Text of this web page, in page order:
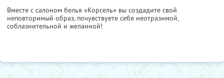
Вместе с салоном белья «Корсель» вы создадите свой
неповторимый образ, почувствуете себя неотразимой,
соблазнительной и желанной!